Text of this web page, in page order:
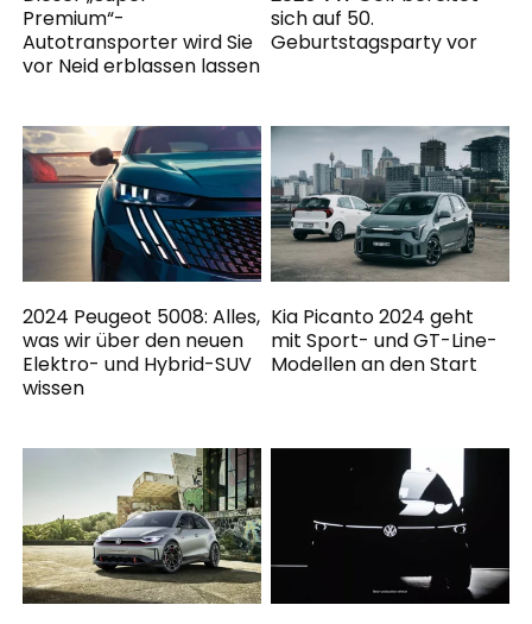
Premium“-
Autotransporter wird Sie
vor Neid erblassen lassen
sich auf 50.
Geburtstagsparty vor
2024 Peugeot 5008: Alles,
was wir über den neuen
Elektro- und Hybrid-SUV
wissen
Kia Picanto 2024 geht
mit Sport- und GT-Line-
Modellen an den Start